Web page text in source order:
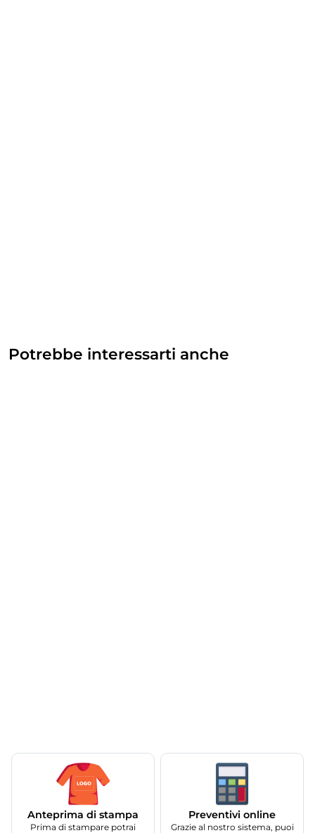
Potrebbe interessarti anche
Anteprima di stampa
Prima di stampare potrai
Preventivi online
Grazie al nostro sistema, puoi